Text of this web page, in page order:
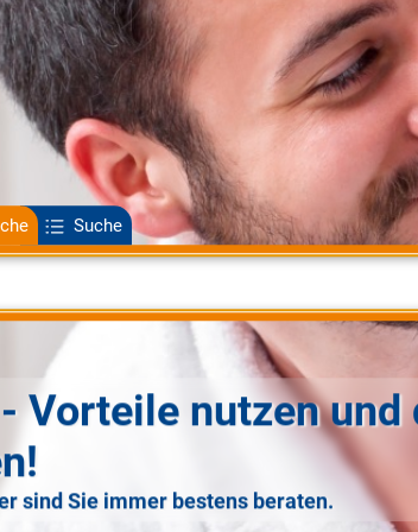
Suche
- Vorteile nutzen und
sind Sie immer bestens beraten.